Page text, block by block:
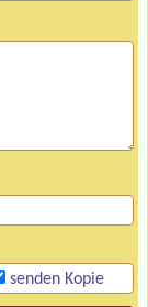
senden Kopie